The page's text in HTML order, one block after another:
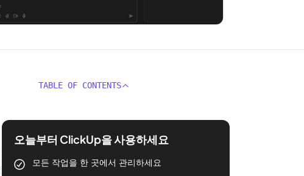
TABLE OF CONTENTS
오늘부터 ClickUp을 사용하세요
모든 작업을 한 곳에서 관리하세요